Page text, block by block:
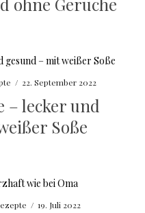
/ 22. September 2022
– lecker und
Soße
/ 19. Juli 2022